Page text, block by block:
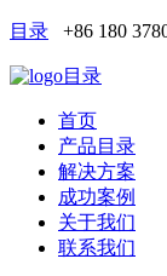
目录 +86 180
目录
首页
产品目录
解决方案
成功案例
关于我们
联系我们